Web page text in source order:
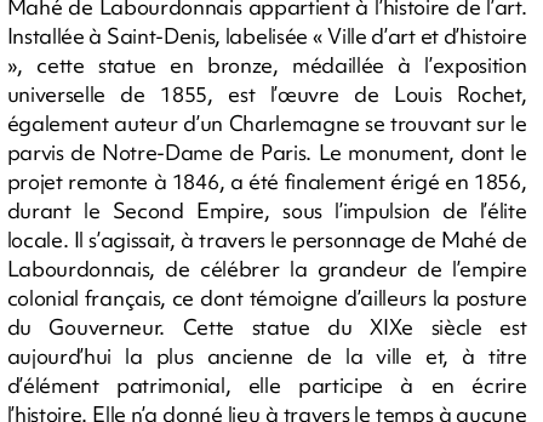
Mahé de Labourdonnais appartient à l’histoire de l’art.
Installée à Saint-Denis, labelisée « Ville d’art et d’histoire
», cette statue en bronze, médaillée à l’exposition
universelle de 1855, est l’œuvre de Louis Rochet,
également auteur d’un Charlemagne se trouvant sur le
parvis de Notre-Dame de Paris. Le monument, dont le
projet remonte à 1846, a été finalement érigé en 1856,
durant le Second Empire, sous l’impulsion de l’élite
locale. Il s’agissait, à travers le personnage de Mahé de
Labourdonnais, de célébrer la grandeur de l’empire
colonial français, ce dont témoigne d’ailleurs la posture
du Gouverneur. Cette statue du XIXe siècle est
aujourd’hui la plus ancienne de la ville et, à titre
d’élément patrimonial, elle participe à en écrire
l’histoire. Elle n’a donné lieu à travers le temps à aucune